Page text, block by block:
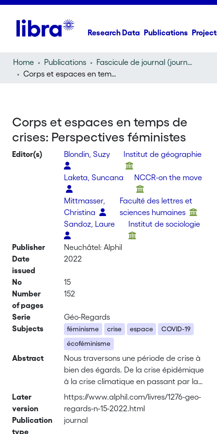
Research Data Publications
Home Publications
Fascicule de journal (journal)
Corps et espaces en temps de crises: Perspectives féministes
Corps et espaces en temps de
crises: Perspectives féministes
Editor(s) Blondin, Suzy Institut de géographie
Laketa, Suncana NCCR-on the move
Mittmasser,
Christina
Faculté des lettres et
sciences humaines
Sandoz, Laure
Institut de sociologie
Publisher
Neuchâtel: Alphil
Date
issued
2022
No
15
Number
of pages
152
Serie
Géo-Regards
Subjects
féminisme crise espace
COVID-19
écoféminisme
Abstract
Nous traversons une période de crise à
bien des égards. De la crise épidémique
à la crise climatique en passant par la
crise de la violence faite aux femmes et
des inégalités sociales. Avec ce numéro
spécial, nous souhaitons interroger la
Later
version
https://www.alphil.com/livres/1276-geo-
regards-n-15-2022.html
Publication
type
journal